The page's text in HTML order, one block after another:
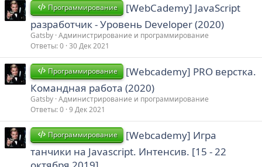
Программирование
[WebCademy] JavaScript
разработчик - Уровень Developer (2020)
Gatsby Администрирование и программирование
Ответы 0 30 Дек 2021
Программирование
[Webcademy] PRO верстка.
Командная работа (2020)
Gatsby Администрирование и программирование
Ответы 0 9 Дек 2021
Программирование
[Webcademy] Игра
танчики на Javascript. Интенсив. [15 - 22